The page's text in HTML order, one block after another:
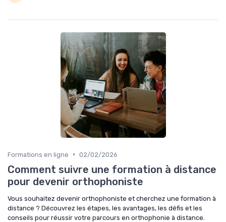
Formations en ligne • 02/02/2026
Comment suivre une formation à distance
pour devenir orthophoniste
Vous souhaitez devenir orthophoniste et cherchez une formation à
distance ? Découvrez les étapes, les avantages, les défis et les
conseils pour réussir votre parcours en orthophonie à distance.